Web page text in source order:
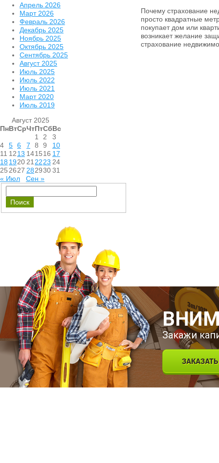
Апрель 2026
Март 2026
Февраль 2026
Декабрь 2025
Ноябрь 2025
Октябрь 2025
Сентябрь 2025
Август 2025
Июль 2025
Июль 2022
Июль 2021
Март 2020
Июль 2019
Август 2025
ПнВтСрЧтПтСбВс
1
2
3
4
5 6 7 8 9
10
11 1213 141516 17
18 1920 21 2223 24
25 2627 28293031
« Июл
Сен »
Почему страхование
просто квадратные
покупает дом или
возникает желание
страхование
Закажи